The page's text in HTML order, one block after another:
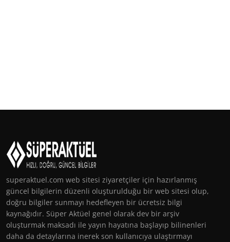
superaktuel.com web sitesi ziyaretçiler için hazırlanmış
güncel bilgilerin düzenli oluşturulduğu bir web sitesi olup,
doğru bilgiler sunmayı hedefleyen bir ücretsiz bilgi
kaynağıdır. Süper Aktüel genel olarak dev bir arşiv
oluşturmak maksadı ile yayın hayatına başlayıp bilinenleri
daha da detaylarına inerek son kullanıcıya ulaştırmayı